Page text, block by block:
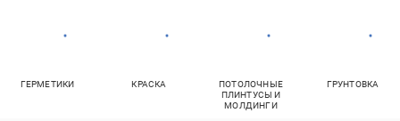
ГЕРМЕТИКИ КРАСКА
ПОТОЛОЧНЫЕ
ПЛИНТУСЫ И
МОЛДИНГИ
ГРУНТОВКА